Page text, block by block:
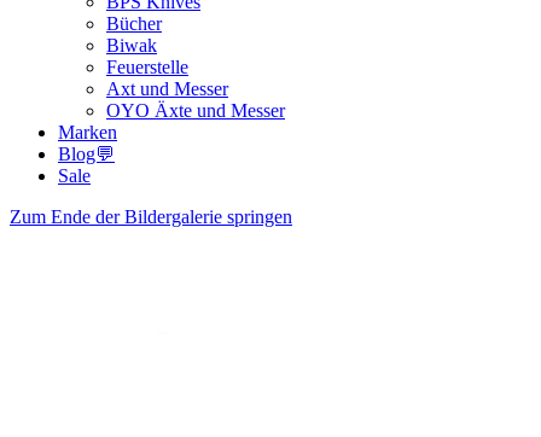
Bücher
Biwak
Feuerstelle
Axt und Messer
OYO Äxte und Messer
Marken
Blog💬
Sale
Zum Ende der Bildergalerie springen